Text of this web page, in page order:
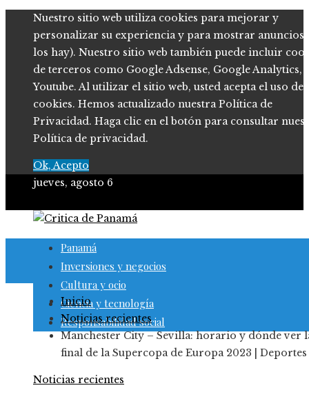
Nuestro sitio web utiliza cookies para mejorar y
personalizar su experiencia y para mostrar anuncios
los hay). Nuestro sitio web también puede incluir
de terceros como Google Adsense, Google Analytics,
Youtube. Al utilizar el sitio web, usted acepta el uso de
cookies. Hemos actualizado nuestra Política de
Privacidad. Haga clic en el botón para consultar
Política de privacidad.
Ok, Acepto
jueves, agosto 6
Panamá
Inversiones y negocios
Cultura y ocio
Ciencia y tecnología
Responsabilidad social
Inicio
Noticias recientes
Manchester City – Sevilla: horario y dónde ver
final de la Supercopa de Europa 2023 | Deportes
Noticias recientes